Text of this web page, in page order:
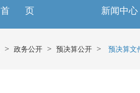
首 页 新闻中心
> 政务公开 > 预决算公开 > 预决算文